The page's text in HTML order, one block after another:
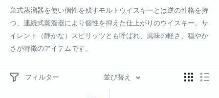
単式蒸溜器を使い個性を残すモルトウイスキーとは逆の性格を持
つ、連続式蒸溜器により個性を抑えた仕上がりのウイスキー。サ
イレント（静かな）スピリッツとも呼ばれ、風味の軽さ、穏やか
さが特徴のアイテムです。
フィルター 並び替え